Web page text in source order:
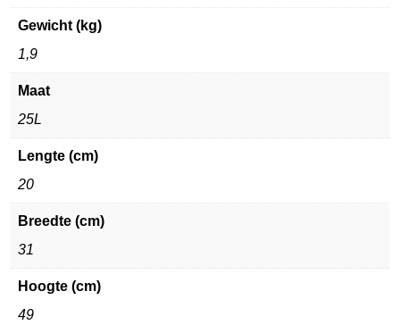
Gewicht (kg)
1,9
Maat
25L
Lengte (cm)
20
Breedte (cm)
31
Hoogte (cm)
49